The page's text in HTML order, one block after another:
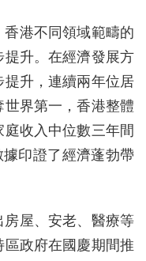
港不同領域範疇的
升。在經濟發展方
升，連續兩年位居
界第一，香港整體
收入中位數三年間
印證了經濟蓬勃帶
屋、安老、醫療等
政府在國慶期間推